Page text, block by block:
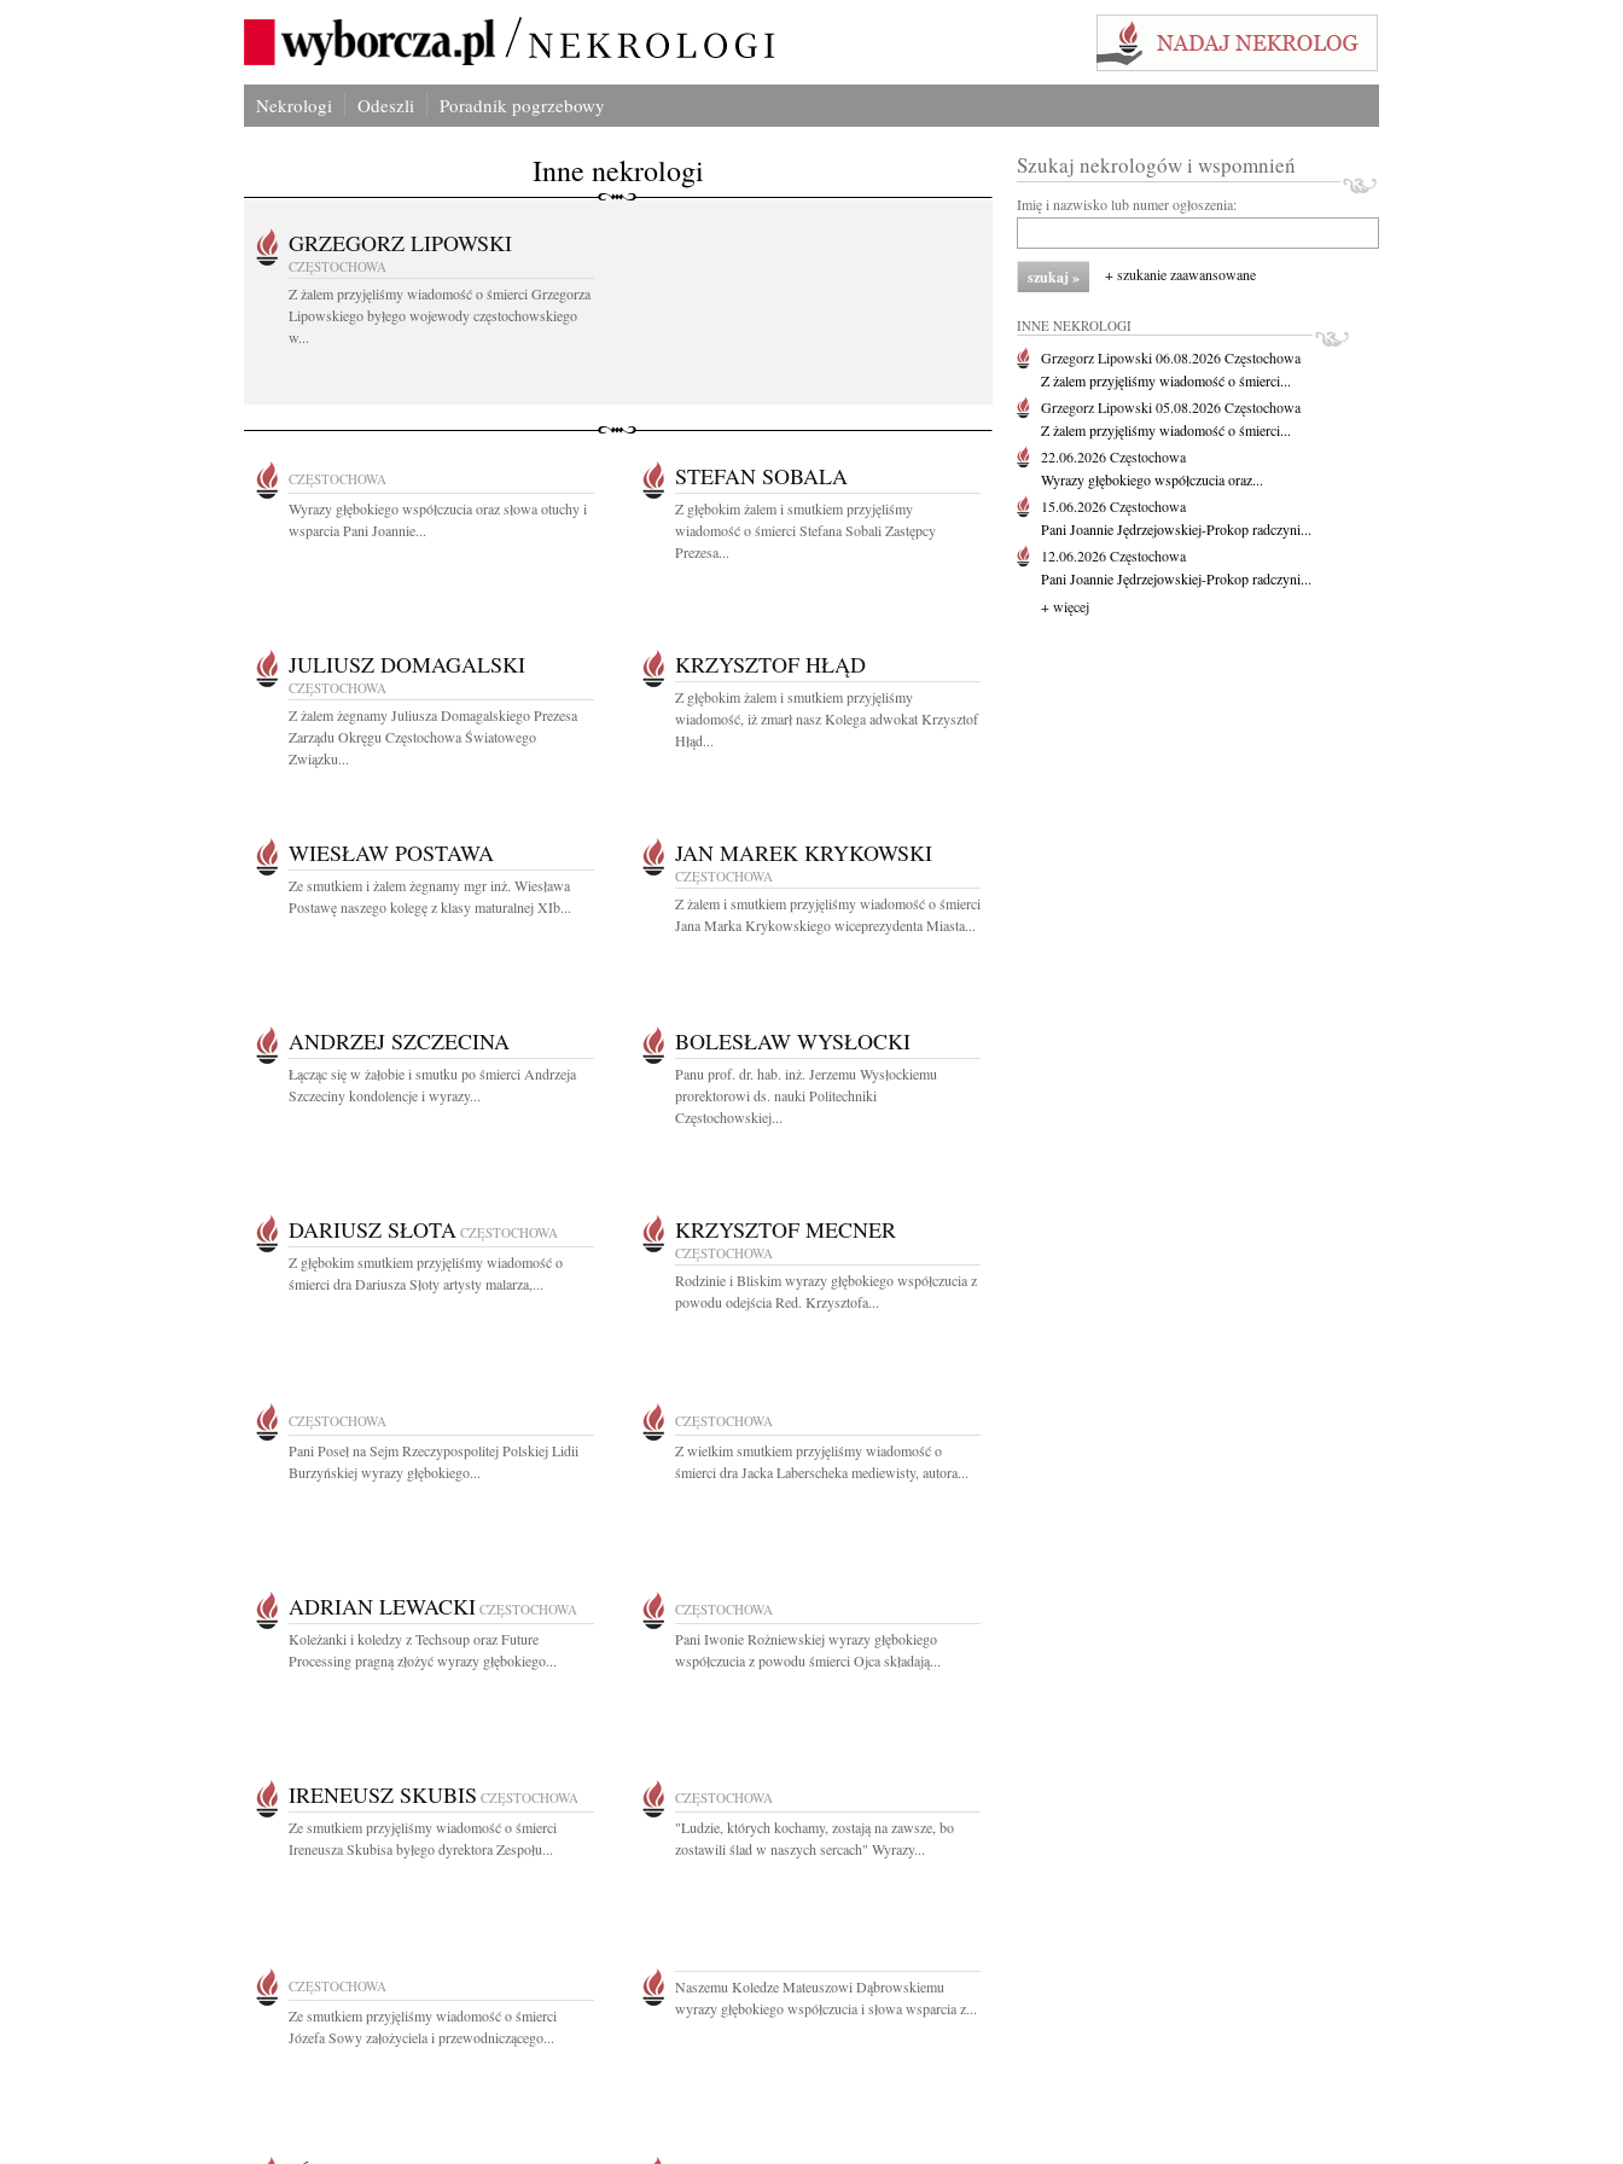
Nekrologi Odeszli Poradnik pogrzebowy
Inne nekrologi
GRZEGORZ LIPOWSKI
CZĘSTOCHOWA
Z żalem przyjęliśmy wiadomość o śmierci Grzegorza
Lipowskiego byłego wojewody częstochowskiego
w...
CZĘSTOCHOWA
Wyrazy głębokiego współczucia oraz słowa otuchy i
wsparcia Pani Joannie...
STEFAN SOBALA
Z głębokim żalem i smutkiem przyjęliśmy
wiadomość o śmierci Stefana Sobali Zastępcy
Prezesa...
JULIUSZ DOMAGALSKI
CZĘSTOCHOWA
Z żalem żegnamy Juliusza Domagalskiego Prezesa
Zarządu Okręgu Częstochowa Światowego
Związku...
KRZYSZTOF HŁĄD
Z głębokim żalem i smutkiem przyjęliśmy
wiadomość, iż zmarł nasz Kolega adwokat Krzysztof
Hłąd...
WIESŁAW POSTAWA
Ze smutkiem i żalem żegnamy mgr inż. Wiesława
Postawę naszego kolegę z klasy maturalnej XIb...
JAN MAREK KRYKOWSKI
CZĘSTOCHOWA
Z żalem i smutkiem przyjęliśmy wiadomość o śmierci
Jana Marka Krykowskiego wiceprezydenta Miasta...
ANDRZEJ SZCZECINA
Łącząc się w żałobie i smutku po śmierci Andrzeja
Szczeciny kondolencje i wyrazy...
BOLESŁAW WYSŁOCKI
Panu prof. dr. hab. inż. Jerzemu Wysłockiemu
prorektorowi ds. nauki Politechniki
Częstochowskiej...
DARIUSZ SŁOTA CZĘSTOCHOWA
Z głębokim smutkiem przyjęliśmy wiadomość o
śmierci dra Dariusza Słoty artysty malarza,...
KRZYSZTOF MECNER
CZĘSTOCHOWA
Rodzinie i Bliskim wyrazy głębokiego współczucia z
powodu odejścia Red. Krzysztofa...
CZĘSTOCHOWA
Pani Poseł na Sejm Rzeczypospolitej Polskiej Lidii
Burzyńskiej wyrazy głębokiego...
CZĘSTOCHOWA
Z wielkim smutkiem przyjęliśmy wiadomość o
śmierci dra Jacka Laberscheka mediewisty, autora...
ADRIAN LEWACKI CZĘSTOCHOWA
Koleżanki i koledzy z Techsoup oraz Future
Processing pragną złożyć wyrazy głębokiego...
CZĘSTOCHOWA
Pani Iwonie Rożniewskiej wyrazy głębokiego
współczucia z powodu śmierci Ojca składają...
IRENEUSZ SKUBIS CZĘSTOCHOWA
Ze smutkiem przyjęliśmy wiadomość o śmierci
Ireneusza Skubisa byłego dyrektora Zespołu...
CZĘSTOCHOWA
"Ludzie, których kochamy, zostają na zawsze, bo
zostawili ślad w naszych sercach" Wyrazy...
CZĘSTOCHOWA
Ze smutkiem przyjęliśmy wiadomość o śmierci
Józefa Sowy założyciela i przewodniczącego...
Naszemu Koledze Mateuszowi Dąbrowskiemu
wyrazy głębokiego współczucia i słowa wsparcia z...
Szukaj nekrologów i wspomnień
Imię i nazwisko lub numer ogłoszenia:
+ szukanie zaawansowane
INNE NEKROLOGI
Grzegorz Lipowski06.08.2026Częstochowa
Z żalem przyjęliśmy wiadomość o śmierci...
Grzegorz Lipowski05.08.2026Częstochowa
Z żalem przyjęliśmy wiadomość o śmierci...
22.06.2026Częstochowa
Wyrazy głębokiego współczucia oraz...
15.06.2026Częstochowa
Pani Joannie Jędrzejowskiej-Prokop radczyni...
12.06.2026Częstochowa
Pani Joannie Jędrzejowskiej-Prokop radczyni...
+ więcej